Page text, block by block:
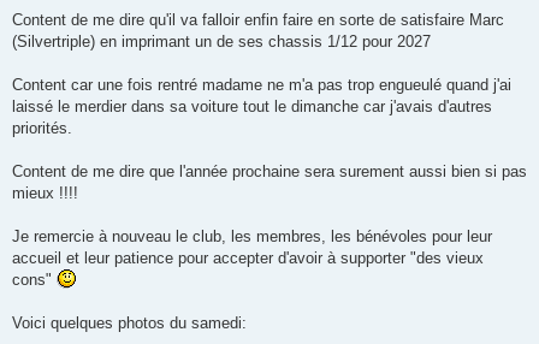
Content de me dire qu'il va falloir enfin faire en sorte de satisfaire Marc
(Silvertriple) en imprimant un de ses chassis 1/12 pour 2027
Content car une fois rentré madame ne m'a pas trop engueulé quand j'ai
laissé le merdier dans sa voiture tout le dimanche car j'avais d'autres
priorités.
Content de me dire que l'année prochaine sera surement aussi bien si pas
mieux !!!!
Je remercie à nouveau le club, les membres, les bénévoles pour leur
accueil et leur patience pour accepter d'avoir à supporter "des vieux
cons"
Voici quelques photos du samedi: